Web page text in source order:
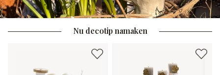
Nu decotip namaken